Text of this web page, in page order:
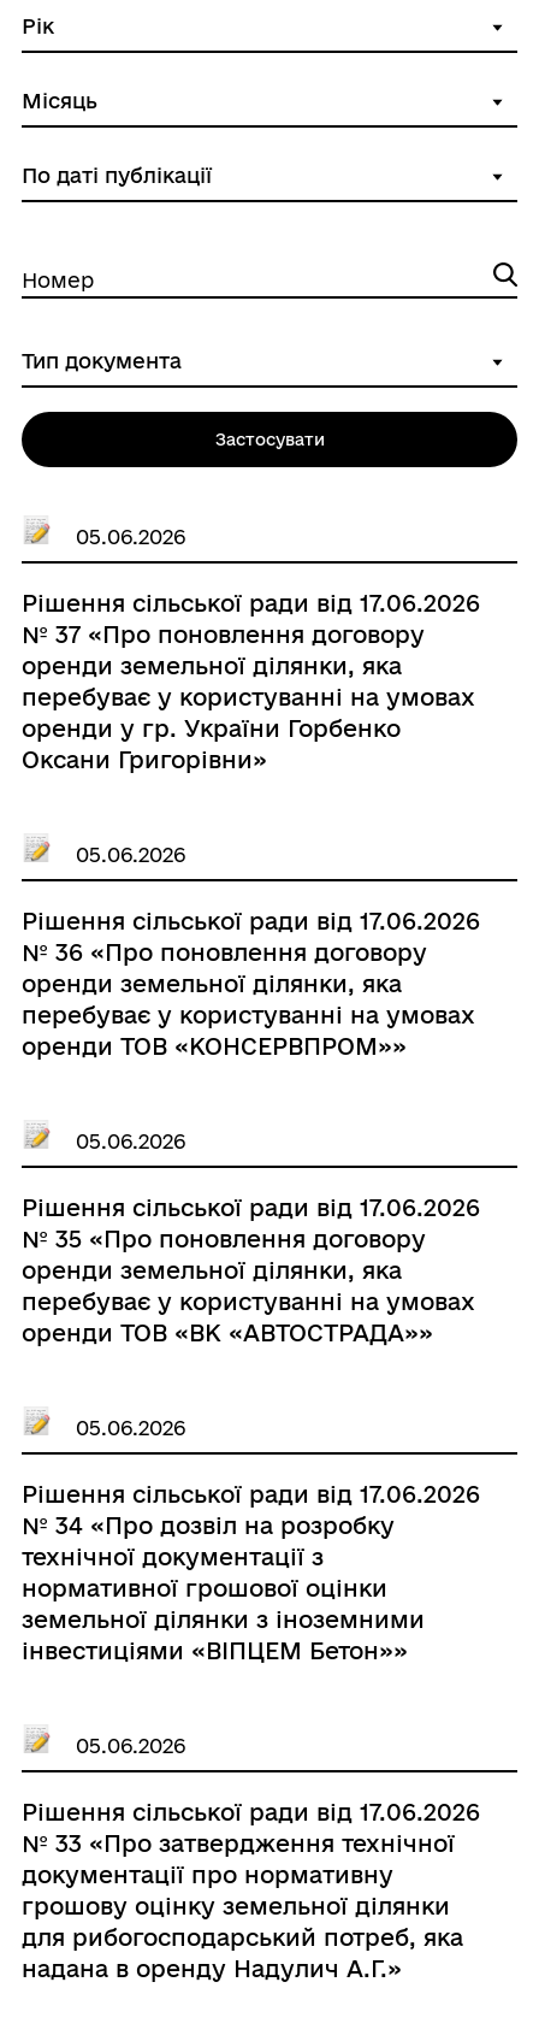
05.06.2026
Рішення сільської ради від 17.06.2026
№ 37 «Про поновлення договору
оренди земельної ділянки, яка
перебуває у користуванні на умовах
оренди у гр. України Горбенко
Оксани Григорівни»
05.06.2026
Рішення сільської ради від 17.06.2026
№ 36 «Про поновлення договору
оренди земельної ділянки, яка
перебуває у користуванні на умовах
оренди ТОВ «КОНСЕРВПРОМ»»
05.06.2026
Рішення сільської ради від 17.06.2026
№ 35 «Про поновлення договору
оренди земельної ділянки, яка
перебуває у користуванні на умовах
оренди ТОВ «ВК «АВТОСТРАДА»»
05.06.2026
Рішення сільської ради від 17.06.2026
№ 34 «Про дозвіл на розробку
технічної документації з
нормативної грошової оцінки
земельної ділянки з іноземними
інвестиціями «ВІПЦЕМ Бетон»»
05.06.2026
Рішення сільської ради від 17.06.2026
№ 33 «Про затвердження технічної
документації про нормативну
грошову оцінку земельної ділянки
для рибогосподарський потреб, яка
надана в оренду Надулич А.Г.»
Номер
Застосувати